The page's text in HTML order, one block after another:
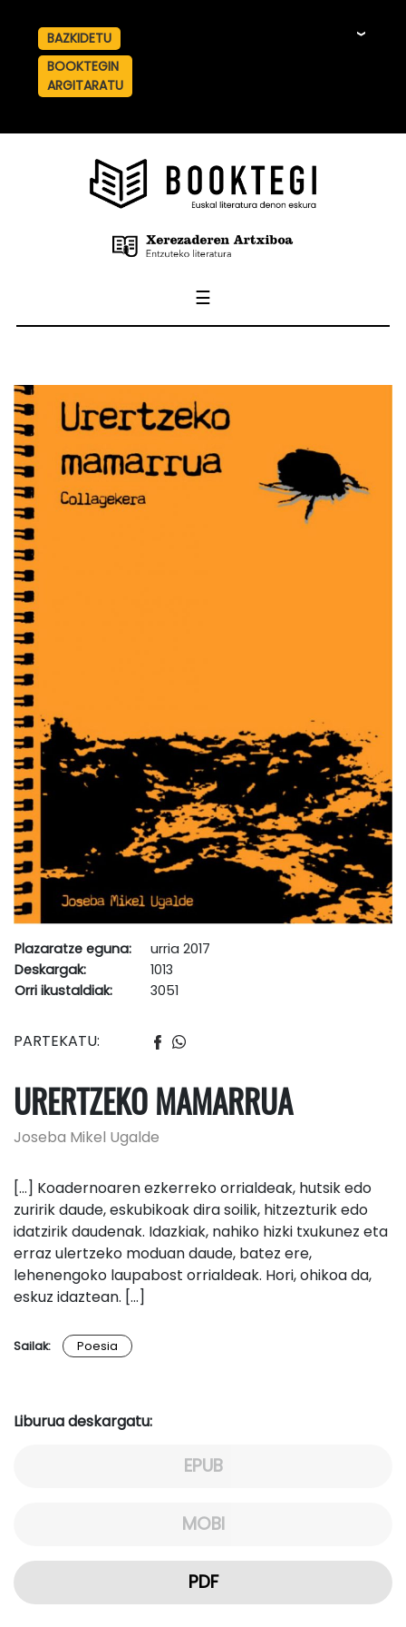
BAZKIDETU
BOOKTEGIN
ARGITARATU
☰
Plazaratze eguna:
urria 2017
Deskargak:
1013
Orri ikustaldiak:
3051
PARTEKATU:
URERTZEKO MAMARRUA
Joseba Mikel Ugalde
[…] Koadernoaren ezkerreko orrialdeak, hutsik edo
zuririk daude, eskubikoak dira soilik, hitzezturik edo
idatzirik daudenak. Idazkiak, nahiko hizki txukunez eta
erraz ulertzeko moduan daude, batez ere,
lehenengoko laupabost orrialdeak. Hori, ohikoa da,
eskuz idaztean. […]
Sailak: Poesia
Liburua deskargatu:
EPUB
MOBI
PDF